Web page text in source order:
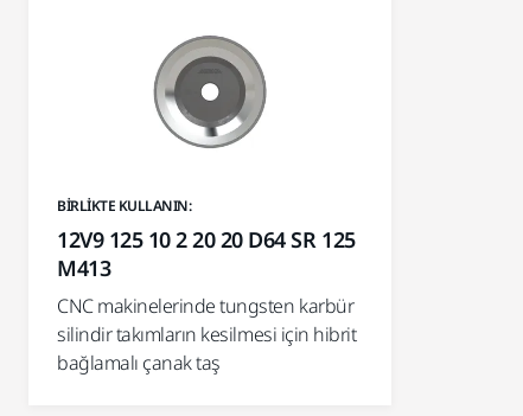
BIRLIKTE KULLANIN:
12V9 125 10 2 20 20 D64 SR 125
M413
CNC makinelerinde tungsten karbür
silindir takımların kesilmesi için hibrit
bağlamalı çanak taş